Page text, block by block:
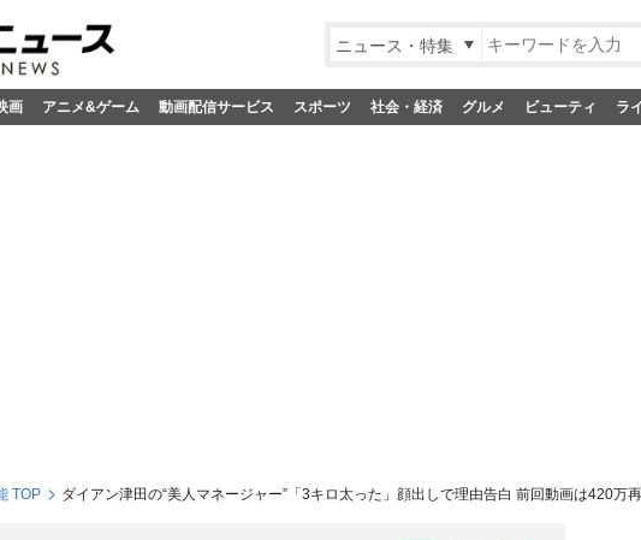
ニュース・特集
画 アニメ&ゲーム 動画配信サービス スポーツ 社会・経済 グルメ ビューティ ラ
TOP ダイアン津田の“美人マネージャー”「3キロ太った」顔出しで理由告白 前回動画は420万